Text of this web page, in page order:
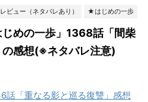
ビュー（ネタバレあり） ★はじめの一歩
じめの一歩」1368話「間柴
の感想(※ネタバレ注意)
話「重なる影と巡る復讐」感想